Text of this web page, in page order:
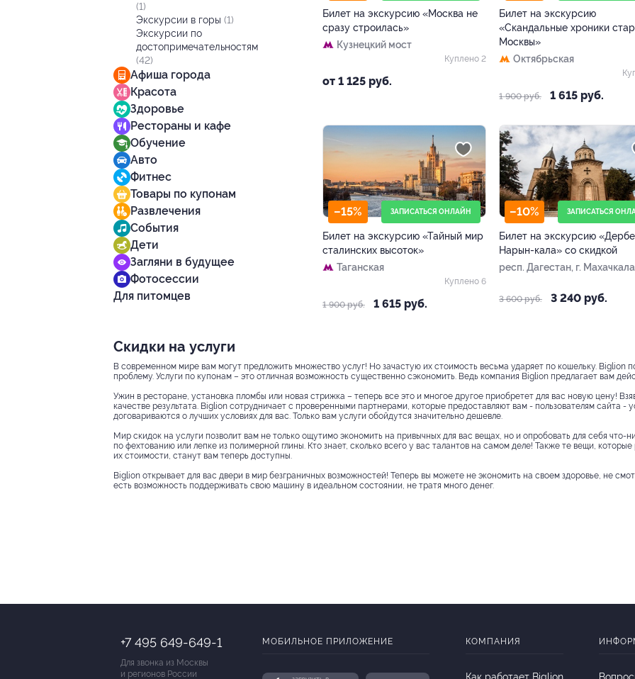
Афиша города
Красота
Здоровье
Рестораны и кафе
Обучение
Авто
Фитнес
Товары по купонам
Развлечения
(1)
Экскурсии в горы (1)
Экскурсии по
достопримечательностям
(42)
События
Дети
Загляни в будущее
Фотосессии
Для питомцев
Билет на экскурсию «Москва не
сразу строилась»
Кузнецкий мост
от 1 125 руб.
Куплено 2
Билет на экскурсию
«Скандальные хроники
Москвы»
Октябрьская
1 900 руб. 1 615 руб.
–15% ЗАПИСАТЬСЯ ОНЛАЙН
Билет на экскурсию «Тайный мир
сталинских высоток»
Таганская
1 900 руб. 1 615 руб.
Куплено 6
–10% ЗАПИСАТЬСЯ
Билет на экскурсию
Нарын-кала» со скидкой
респ. Дагестан, г.
линия, д. 19 (у офиса
3 600 руб. 3 240 руб.
Скидки на услуги
В современном мире вам могут предложить множество услуг! Но зачастую их стоимость весьма ударяет по кошельку. Biglion
проблему. Услуги по купонам – это отличная возможность существенно сэкономить. Ведь компания Biglion предлагает вам
Ужин в ресторане, установка пломбы или новая стрижка – теперь все это и многое другое приобретет для вас новую цену!
качестве результата. Biglion сотрудничает с проверенными партнерами, которые предоставляют вам - пользователям сайта -
договариваются о лучших условиях для вас. Только вам услуги обойдутся значительно дешевле.
Мир скидок на услуги позволит вам не только ощутимо экономить на привычных для вас вещах, но и опробовать для себя что-
по фехтованию или лепке из полимерной глины. Кто знает, сколько всего у вас талантов на самом деле! Также те вещи,
их стоимости, станут вам теперь доступны.
Biglion открывает для вас двери в мир безграничных возможностей! Теперь вы можете не экономить на своем здоровье, не
есть возможность поддерживать свою машину в идеальном состоянии, не тратя много денег.
+7 495 649-649-1
Для звонка из Москвы
и регионов России
МОБИЛЬНОЕ ПРИЛОЖЕНИЕ КОМПАНИЯ